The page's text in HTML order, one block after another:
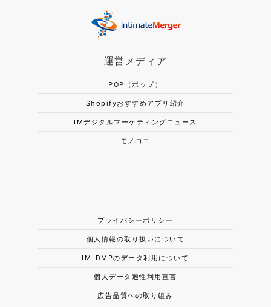
運営メディア
POP（ポップ）
Shopifyおすすめアプリ紹介
IMデジタルマーケティングニュース
モノコエ
プライバシーポリシー
個人情報の取り扱いについて
IM-DMPのデータ利用について
個人データ適性利用宣言
広告品質への取り組み